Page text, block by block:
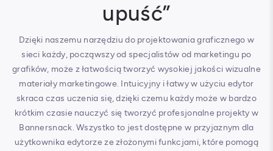
upuść”
Dzięki naszemu narzędziu do projektowania graficznego w
sieci każdy, począwszy od specjalistów od marketingu po
grafików, może z łatwością tworzyć wysokiej jakości wizualne
materiały marketingowe. Intuicyjny i łatwy w użyciu edytor
skraca czas uczenia się, dzięki czemu każdy może w bardzo
krótkim czasie nauczyć się tworzyć profesjonalne projekty w
Bannersnack. Wszystko to jest dostępne w przyjaznym dla
użytkownika edytorze ze złożonymi funkcjami, które pomogą